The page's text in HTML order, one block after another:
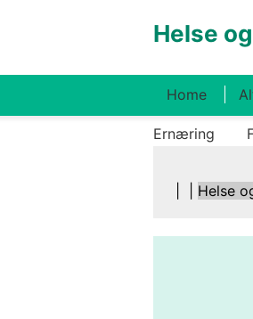
Helse
Home
Ernæring
Helse